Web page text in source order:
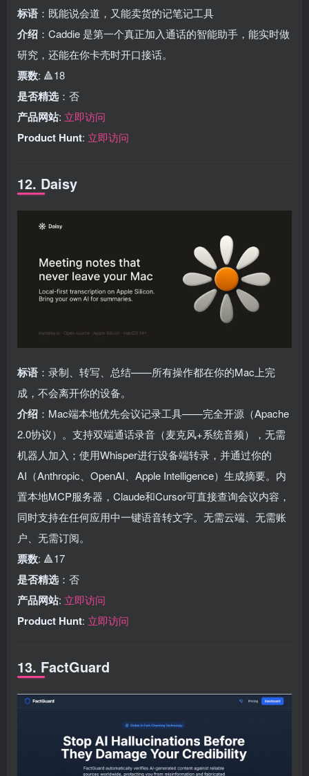
标语 ：既能说会道，又能卖货的记笔记工具
介绍 ：Caddie 是第一个真正加入通话的智能助手，能实时做
研究，还能在你卡壳时开口接话。
票数: 🔺18
是否精选 ：否
产品网站: 立即访问
Product Hunt: 立即访问
12. Daisy
标语 ：录制、转写、总结——所有操作都在你的Mac上完
成，不会离开你的设备。
介绍 ：Mac端本地优先会议记录工具——完全开源（Apache
2.0协议）。支持双端通话录音（麦克风+系统音频），无需
机器人加入；使用Whisper进行设备端转录，并通过你的
AI（Anthropic、OpenAI、Apple Intelligence）生成摘要。内
置本地MCP服务器，Claude和Cursor可直接查询会议内容，
同时支持在任何应用中一键语音转文字。无需云端、无需账
户、无需订阅。
票数: 🔺17
是否精选 ：否
产品网站: 立即访问
Product Hunt: 立即访问
13. FactGuard